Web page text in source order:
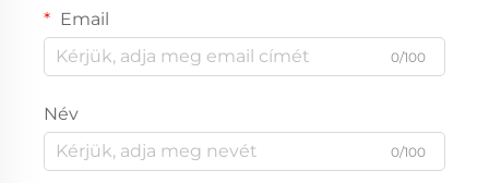
Email
0/100
Név
0/100